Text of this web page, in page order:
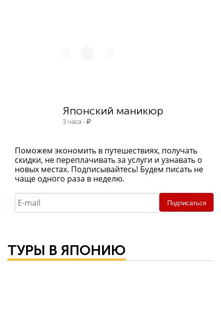
Японский маникюр
3 часа -
Поможем экономить в путешествиях, получать
скидки, не переплачивать за услуги и узнавать о
новых местах. Подписывайтесь! Будем писать не
чаще одного раза в неделю.
Подписаться
ТУРЫ В ЯПОНИЮ